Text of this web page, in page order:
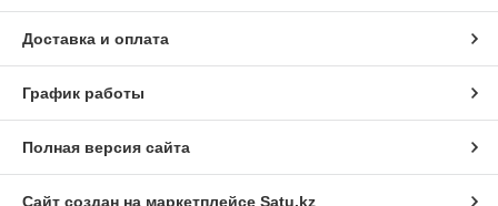
Доставка и оплата
График работы
Полная версия сайта
Сайт создан на маркетплейсе Satu.kz